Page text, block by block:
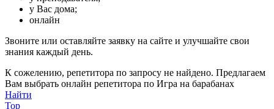
у Вас дома;
онлайн
Звоните или оставляйте заявку на сайте и улучшайте свои
знания каждый день.
К сожелению, репетитора по запросу не найдено. Предлагаем
Вам выбрать онлайн репетитора по Игра на барабанах
Найти
Top